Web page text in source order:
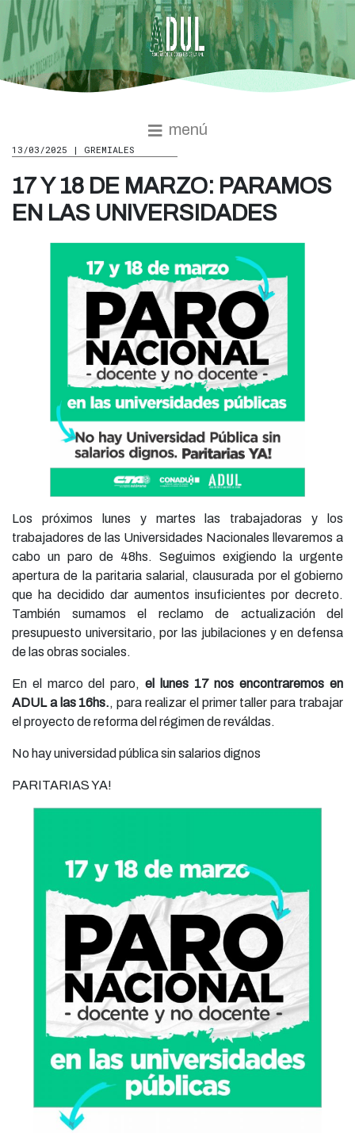
menú
13/03/2025 | GREMIALES
17 Y 18 DE MARZO: PARAMOS
EN LAS UNIVERSIDADES
Los próximos lunes y martes las trabajadoras y los
trabajadores de las Universidades Nacionales llevaremos a
cabo un paro de 48hs. Seguimos exigiendo la urgente
apertura de la paritaria salarial, clausurada por el gobierno
que ha decidido dar aumentos insuficientes por decreto.
También sumamos el reclamo de actualización del
presupuesto universitario, por las jubilaciones y en defensa
de las obras sociales.
En el marco del paro, el lunes 17 nos encontraremos en
ADUL a las 16hs., para realizar el primer taller para trabajar
el proyecto de reforma del régimen de reváldas.
No hay universidad pública sin salarios dignos
PARITARIAS YA!